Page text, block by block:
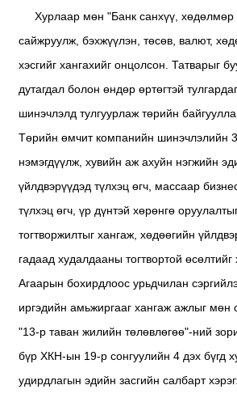
Хурлаар мөн "Банк санхүү, хөдөлмөр
сайжруулж, бэхжүүлэн, төсөв, валют,
хэсгийг хангахийг онцолсон. Татварыг
дутагдал болон өндөр өртөгтэй
шинэчлэлд тулгуурлаж төрийн
Төрийн өмчит компанийн шинэчлэлийн
нэмэгдүүлж, хувийн аж ахуйн нэгжийн
үйлдвэрүүдэд түлхэц өгч, массаар
түлхэц өгч, үр дүнтэй хөрөнгө
тогтворжилтыг хангаж, хөдөөгийн
гадаад худалдааны тогтвортой
Агаарын бохирдлоос урьдчилан
иргэдийн амьжиргааг хангаж ажлыг мөн
"13-р таван жилийн төлөвлөгөө"-ний
бүр ХКН-ын 19-р сонгуулийн 4 дэх бүгд
удирдлагын эдийн засгийн салбарт